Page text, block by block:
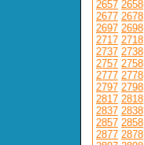
2657 2658
2677 2678
2697 2698
2717 2718
2737 2738
2757 2758
2777 2778
2797 2798
2817 2818
2837 2838
2857 2858
2877 2878